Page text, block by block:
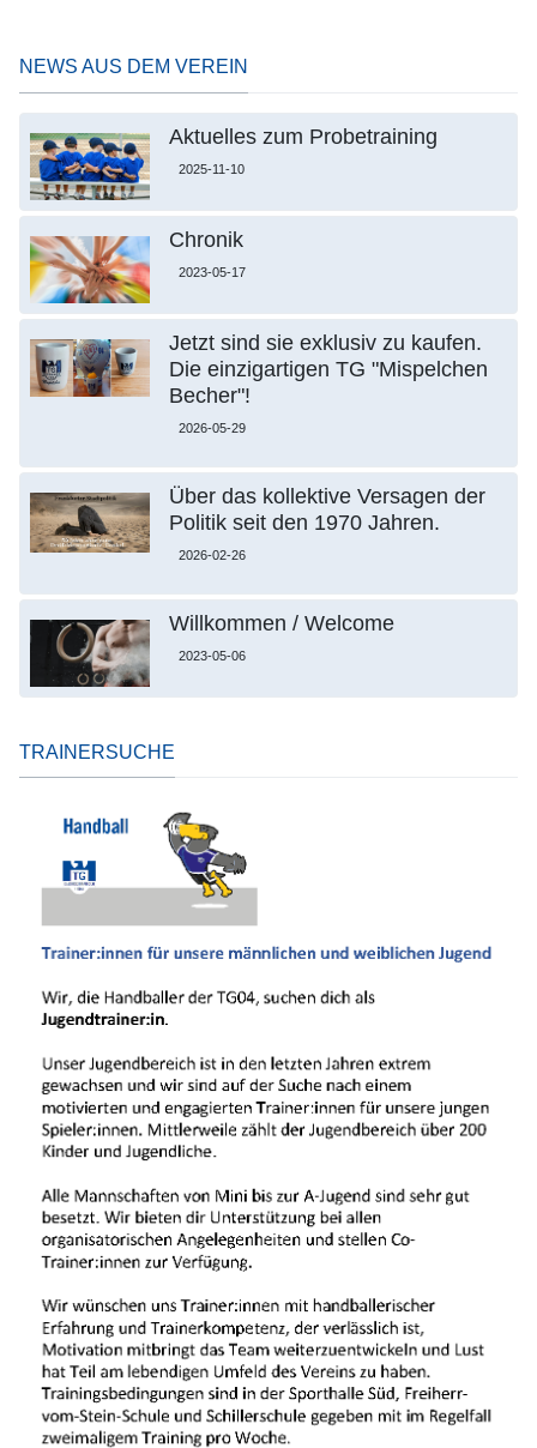
NEWS AUS DEM VEREIN
Aktuelles zum Probetraining
2025-11-10
Chronik
2023-05-17
Jetzt sind sie exklusiv zu kaufen.
Die einzigartigen TG "Mispelchen
Becher"!
2026-05-29
Über das kollektive Versagen der
Politik seit den 1970 Jahren.
2026-02-26
Willkommen / Welcome
2023-05-06
TRAINERSUCHE